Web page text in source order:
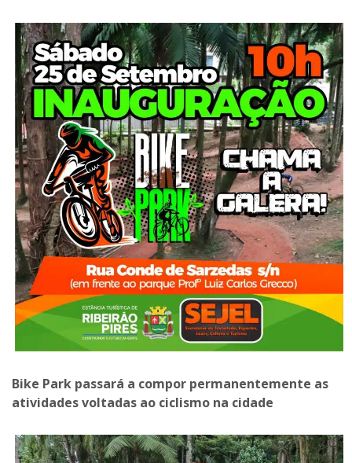
Bike Park passará a compor permanentemente as
atividades voltadas ao ciclismo na cidade